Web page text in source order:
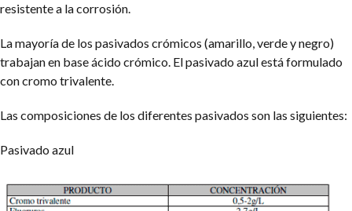
resistente a la corrosión.
La mayoría de los pasivados crómicos (amarillo, verde y negro)
trabajan en base ácido crómico. El pasivado azul está formulado
con cromo trivalente.
Las composiciones de los diferentes pasivados son las siguientes:
Pasivado azul